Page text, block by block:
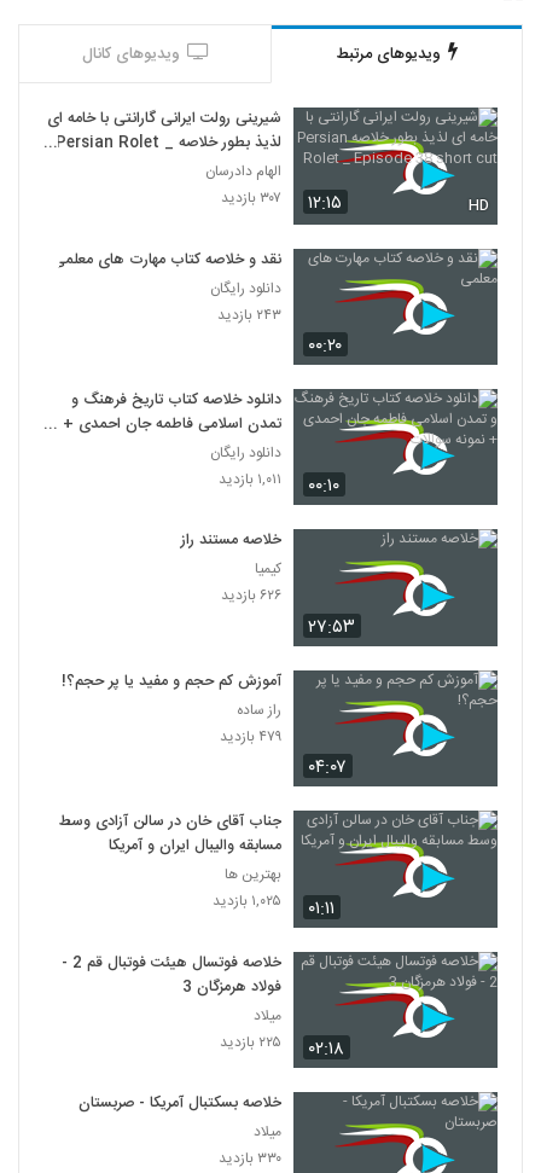
ویدیوهای مرتبط ویدیوهای کانال
۱۲:۱۵ HD
شیرینی رولت ایرانی گارانتی با خامه ای
لذیذ بطور خلاصه Persian Rolet _
Episode 38 short cut
الهام دادرسان
۳۰۷ بازدید
۰۰:۲۰
نقد و خلاصه کتاب مهارت های معلمی
دانلود رایگان
۲۴۳ بازدید
۰۰:۱۰
دانلود خلاصه کتاب تاریخ فرهنگ و
تمدن اسلامی فاطمه جان احمدی +
نمونه سوالات
دانلود رایگان
۱,۰۱۱ بازدید
۲۷:۵۳
خلاصه مستند راز
کیمیا
۶۲۶ بازدید
۰۴:۰۷
آموزش کم حجم و مفید یا پر حجم؟!
راز ساده
۴۷۹ بازدید
۰۱:۱۱
جناب آقای خان در سالن آزادی وسط
مسابقه والیبال ایران و آمریکا
بهترین ها
۱,۰۲۵ بازدید
۰۲:۱۸
خلاصه فوتسال هیئت فوتبال قم 2 -
فولاد هرمزگان 3
میلاد
۲۲۵ بازدید
خلاصه بسکتبال آمریکا - صربستان
میلاد
۳۳۰ بازدید